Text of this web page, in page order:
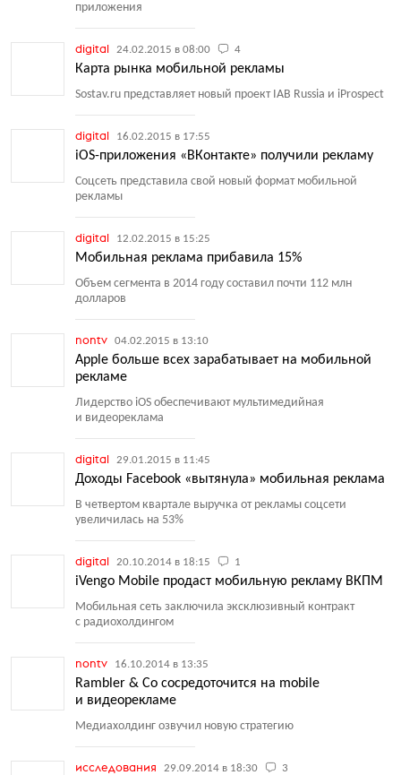
приложения
digital 24.02.2015 в 08:00 4
Карта рынка мобильной рекламы
Sostav.ru представляет новый проект IAB Russia и iProspect
digital 16.02.2015 в 17:55
iOS-приложения «ВКонтакте» получили рекламу
Соцсеть представила свой новый формат мобильной
рекламы
digital 12.02.2015 в 15:25
Мобильная реклама прибавила 15%
Объем сегмента в 2014 году составил почти 112 млн
долларов
nontv 04.02.2015 в 13:10
Apple больше всех зарабатывает на мобильной
рекламе
Лидерство iOS обеспечивают мультимедийная
и видеореклама
digital 29.01.2015 в 11:45
Доходы Facebook «вытянула» мобильная реклама
В четвертом квартале выручка от рекламы соцсети
увеличилась на 53%
digital 20.10.2014 в 18:15 1
iVengo Mobile продаст мобильную рекламу ВКПМ
Мобильная сеть заключила эксклюзивный контракт
с радиохолдингом
nontv 16.10.2014 в 13:35
Rambler & Co сосредоточится на mobile
и видеорекламе
Медиахолдинг озвучил новую стратегию
исследования 29.09.2014 в 18:30 3